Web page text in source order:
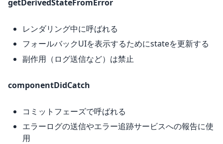
getDerivedStateFromError
レンダリング中に呼ばれる
フォールバックUIを表示するためにstateを更新する
副作用（ログ送信など）は禁止
componentDidCatch
コミットフェーズで呼ばれる
エラーログの送信やエラー追跡サービスへの報告に使
用